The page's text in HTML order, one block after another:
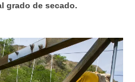
grado de secado.